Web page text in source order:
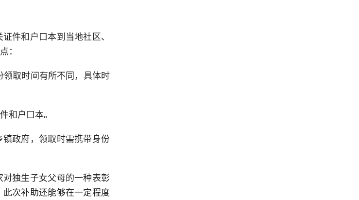
件和户口本到当地社区、
：
取时间有所不同，具体时
和户口本。
政府，领取时需携带身份
独生子女父母的一种表彰
次补助还能够在一定程度